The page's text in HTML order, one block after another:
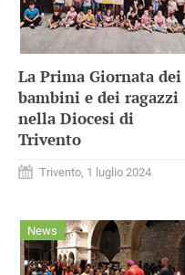
La Prima Giornata dei
bambini e dei ragazzi
nella Diocesi di
Trivento
Trivento, 1 luglio 2024
News